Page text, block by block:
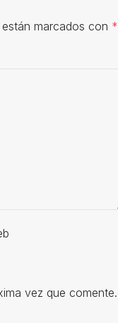
marcados con *
vez que comente.